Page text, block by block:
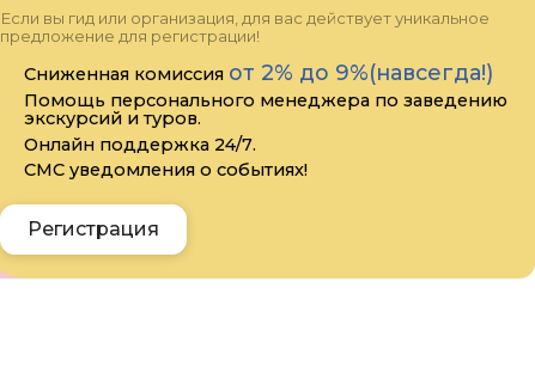
Прикрепить файл
персональных данных
Если вы гид или организация, для вас действует уникальное
предложение для регистрации!
Сниженная комиссия от 2% до 9%(навсегда!)
Помощь персонального менеджера по заведению
экскурсий и туров.
Онлайн поддержка 24/7.
СМС уведомления о событиях!
Регистрация